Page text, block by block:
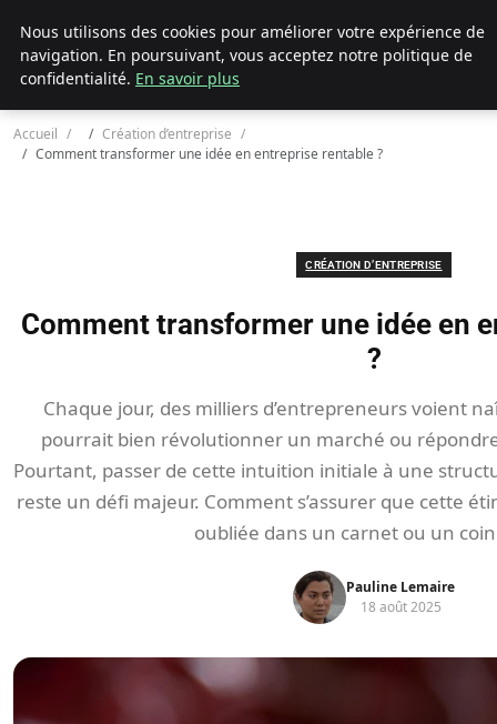
Ultimatefs
Accueil
Création d’entreprise
Comment transformer une idée en entreprise rentable ?
CRÉATION D’ENTREPRISE
Comment transformer une idée en
?
Chaque jour, des milliers d’entrepreneurs voient
pourrait bien révolutionner un marché ou
Pourtant, passer de cette intuition initiale à une
reste un défi majeur. Comment s’assurer que cette
oubliée dans un carnet ou un
Pauline Lemaire
18 août 2025
Nous utilisons des cookies pour améliorer votre expérience de
navigation. En poursuivant, vous acceptez notre politique de
confidentialité. En savoir plus